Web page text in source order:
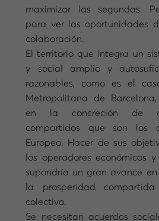
maximizar las segundas.
para ver las oportunidades
colaboración.
El territorio que integra un
y social amplio y
razonables, como es el
Metropolitana de
en la concreción de
compartidos que son los
Europeo. Hacer de sus
los operadores económicos
supondría un gran avance
la prosperidad
colectivo.
Se necesitan acuerdos